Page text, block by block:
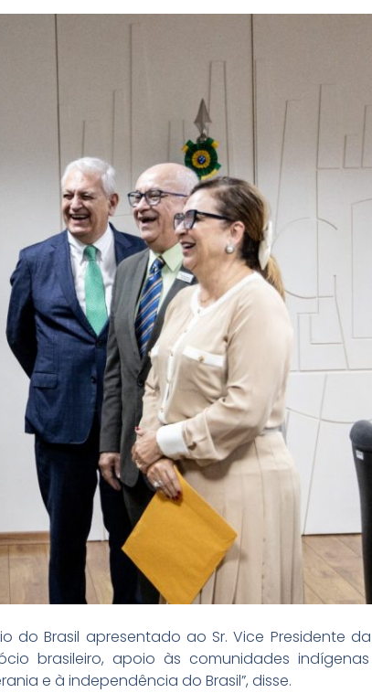
do Brasil apresentado ao Sr. Vice Presidente
brasileiro, apoio às comunidades
e à independência do Brasil”, disse.